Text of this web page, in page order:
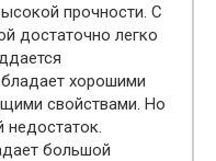
прочности. С
достаточно легко
хорошими
свойствами. Но
недостаток.
большой